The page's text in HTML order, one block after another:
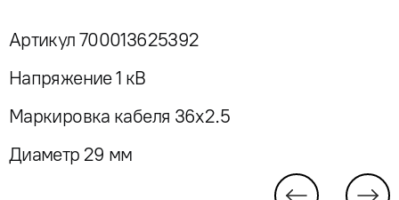
Артикул 700013625392
Напряжение 1 кВ
Маркировка кабеля 36x2.5
Диаметр 29 мм